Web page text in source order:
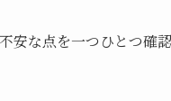
安な点を一つひとつ確